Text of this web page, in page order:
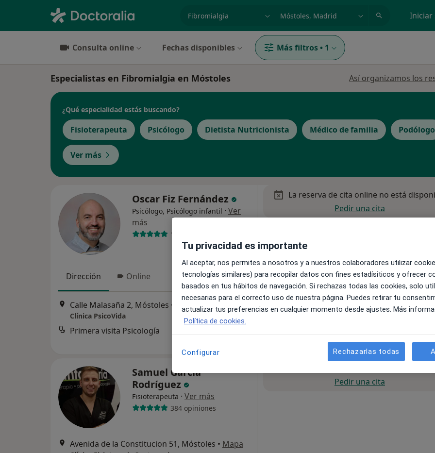
especialidad, enfermedad o nombre
p. ej. Madrid Iniciar
Consulta online Fechas disponibles Más filtros • 1
Especialistas en Fibromialgia en Móstoles Así organizamos los
¿Qué especialidad estás buscando?
Fisioterapeuta Psicólogo Dietista Nutricionista Médico de familia Podólogo
Ver más
Oscar Fiz Fernández
Psicólogo, Psicólogo infantil · Ver
más
13 opiniones
Dirección Online
Calle Malasaña 2, Móstoles • Mapa
Clínica PsicoVida
Primera visita Psicología
La reserva de cita online no está
Pedir una cita
Samuel García
Rodríguez
Fisioterapeuta · Ver más
384 opiniones
Avenida de la Constitucion 51, Móstoles • Mapa
Pedir una cita
Tu privacidad es importante
Al aceptar, nos permites a nosotros y a nuestros colaboradores utilizar
tecnologías similares) para recopilar datos con fines estadísiticos y ofrecer
basados en tus hábitos de navegación. Si rechazas todas las cookies, solo
necesarias para el correcto uso de nuestra página. Puedes retirar tu
actualizar tus preferencias en cualquier momento desde ajustes. Más
Política de cookies.
Configurar Rechazarlas todas